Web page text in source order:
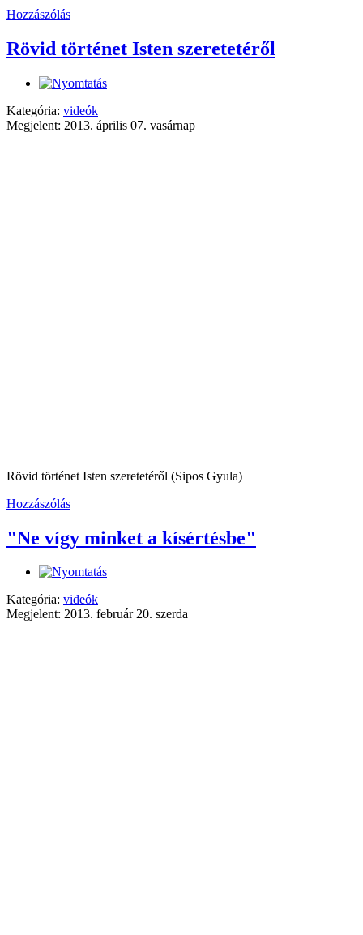
Hozzászólás
Rövid történet Isten szeretetéről
Kategória: videók
Megjelent: 2013. április 07. vasárnap
Rövid történet Isten szeretetéről (Sipos Gyula)
Hozzászólás
"Ne vígy minket a kísértésbe"
Kategória: videók
Megjelent: 2013. február 20. szerda